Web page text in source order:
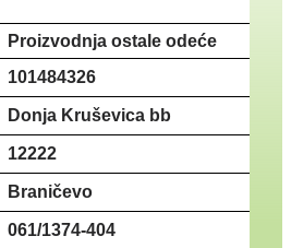
Proizvodnja ostale odeće
101484326
Donja Kruševica bb
12222
Braničevo
061/1374-404